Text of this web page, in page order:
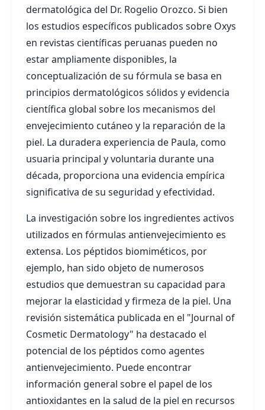
dermatológica del Dr. Rogelio Orozco. Si bien
los estudios específicos publicados sobre Oxys
en revistas científicas peruanas pueden no
estar ampliamente disponibles, la
conceptualización de su fórmula se basa en
principios dermatológicos sólidos y evidencia
científica global sobre los mecanismos del
envejecimiento cutáneo y la reparación de la
piel. La duradera experiencia de Paula, como
usuaria principal y voluntaria durante una
década, proporciona una evidencia empírica
significativa de su seguridad y efectividad.
La investigación sobre los ingredientes activos
utilizados en fórmulas antienvejecimiento es
extensa. Los péptidos biomiméticos, por
ejemplo, han sido objeto de numerosos
estudios que demuestran su capacidad para
mejorar la elasticidad y firmeza de la piel. Una
revisión sistemática publicada en el "Journal of
Cosmetic Dermatology" ha destacado el
potencial de los péptidos como agentes
antienvejecimiento. Puede encontrar
información general sobre el papel de los
antioxidantes en la salud de la piel en recursos